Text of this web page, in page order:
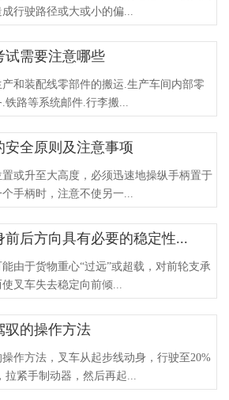
行驶路径或大或小的偏...
试需要注意哪些
和装配线零部件的搬运.生产车间内部零
路等系统邮件.行李搬...
安全原则及注意事项
或升至大高度，必须迅速地操纵手柄置于
手柄时，注意不使另一...
前后方向具有必要的稳定性...
由于货物重心“过远”或超载，对前轮支承
叉车失去稳定向前倾...
驭的操作方法
作方法，叉车从起步线动身，行驶至20%
紧手制动器，然后再起...